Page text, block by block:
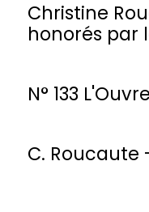
Christine
honorés par
N° 133
C.